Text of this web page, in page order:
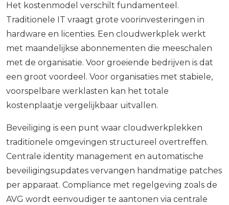
Het kostenmodel verschilt fundamenteel.
Traditionele IT vraagt grote voorinvesteringen in
hardware en licenties. Een cloudwerkplek werkt
met maandelijkse abonnementen die meeschalen
met de organisatie. Voor groeiende bedrijven is dat
een groot voordeel. Voor organisaties met stabiele,
voorspelbare werklasten kan het totale
kostenplaatje vergelijkbaar uitvallen.
Beveiliging is een punt waar cloudwerkplekken
traditionele omgevingen structureel overtreffen.
Centrale identity management en automatische
beveiligingsupdates vervangen handmatige patches
per apparaat. Compliance met regelgeving zoals de
AVG wordt eenvoudiger te aantonen via centrale